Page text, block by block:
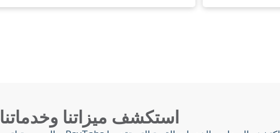
استكشف ميزاتنا وخدماتنا